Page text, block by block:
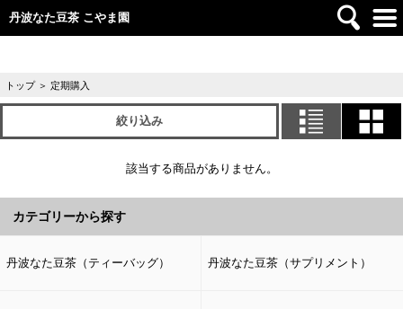
丹波なた豆茶 こやま園
トップ ＞ 定期購入
絞り込み
該当する商品がありません。
カテゴリーから探す
丹波なた豆茶（ティーバッグ） 丹波なた豆茶（サプリメント）